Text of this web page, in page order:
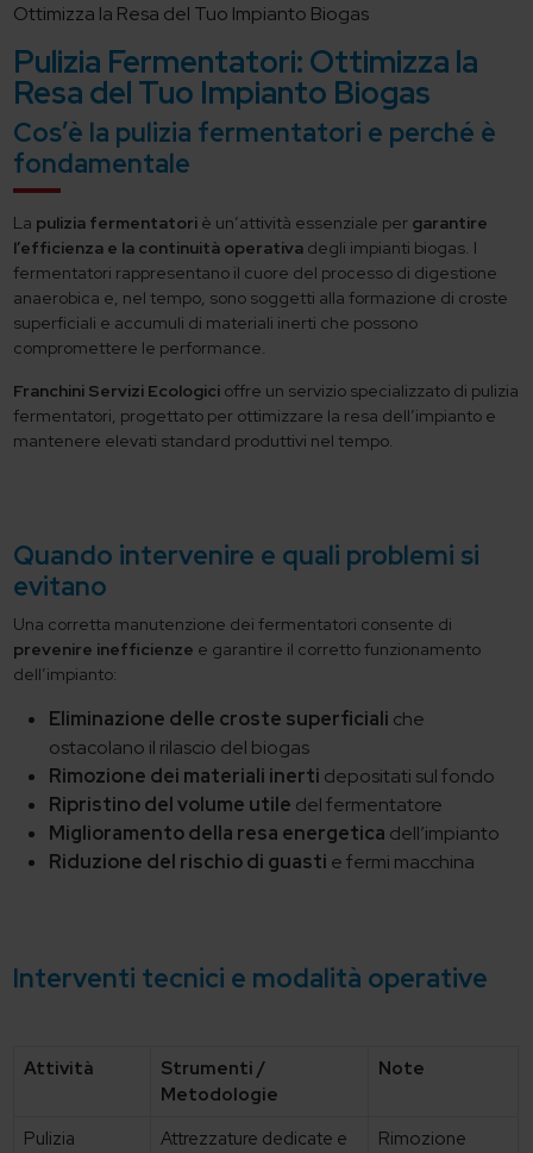
Ottimizza la Resa del Tuo Impianto Biogas
Pulizia Fermentatori: Ottimizza la
Resa del Tuo Impianto Biogas
Cos’è la pulizia fermentatori e perché è
fondamentale
La pulizia fermentatori è un’attività essenziale per garantire
l’efficienza e la continuità operativa degli impianti biogas. I
fermentatori rappresentano il cuore del processo di digestione
anaerobica e, nel tempo, sono soggetti alla formazione di croste
superficiali e accumuli di materiali inerti che possono
compromettere le performance.
Franchini Servizi Ecologici offre un servizio specializzato di pulizia
fermentatori, progettato per ottimizzare la resa dell’impianto e
mantenere elevati standard produttivi nel tempo.
Quando intervenire e quali problemi si
evitano
Una corretta manutenzione dei fermentatori consente di
prevenire inefficienze e garantire il corretto funzionamento
dell’impianto:
Eliminazione delle croste superficiali che
ostacolano il rilascio del biogas
Rimozione dei materiali inerti depositati sul fondo
Ripristino del volume utile del fermentatore
Miglioramento della resa energetica dell’impianto
Riduzione del rischio di guasti e fermi macchina
Interventi tecnici e modalità operative
Attività
Strumenti /
Metodologie
Note
Pulizia Attrezzature dedicate e Rimozione